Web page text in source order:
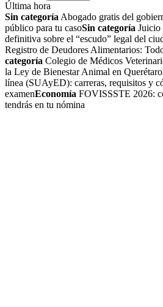
Última hora
Sin categoríaAbogado gratis del
público para tu casoSin categoría Juicio
definitiva sobre el “escudo” legal del
Registro de Deudores Alimentarios:
categoría Colegio de Médicos
la Ley de Bienestar Animal en Querétaro
línea (SUAyED): carreras, requisitos y
examenEconomía FOVISSSTE 2026:
tendrás en tu nómina